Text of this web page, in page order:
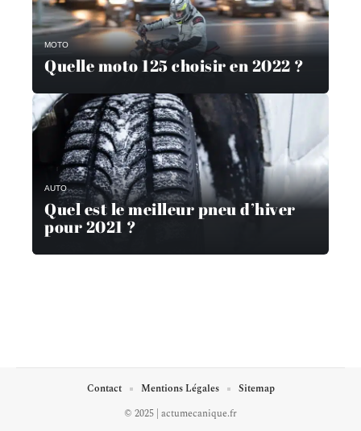
MOTO
Quelle moto 125 choisir en 2022 ?
AUTO
Quel est le meilleur pneu d’hiver
pour 2021 ?
© 2025 | actumecanique.fr
Contact Mentions Légales Sitemap